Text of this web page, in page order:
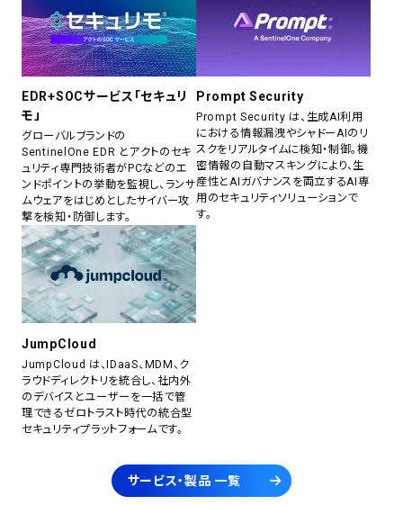
EDR+SOCサービス「セキュリ
モ」
グローバルブランドの
SentinelOne EDR とアクトのセキ
ュリティ専門技術者がPCなどのエ
ンドポイントの挙動を監視し、ランサ
ムウェアをはじめとしたサイバー攻
撃を検知・防御します。
Prompt Security
Prompt Security は、生成AI利用
における情報漏洩やシャドーAIのリ
スクをリアルタイムに検知・制御。機
密情報の自動マスキングにより、生
産性とAIガバナンスを両立するAI専
用のセキュリティソリューションで
す。
JumpCloud
JumpCloud は、IDaaS、MDM、ク
ラウドディレクトリを統合し、社内外
のデバイスとユーザーを一括で管
理できるゼロトラスト時代の統合型
セキュリティプラットフォームです。
サービス・製品 一覧